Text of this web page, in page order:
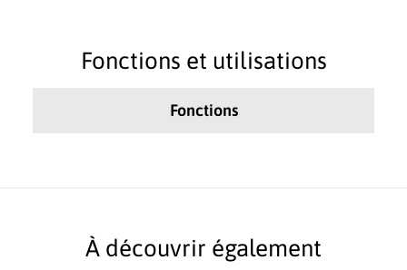
Fonctions et utilisations
Fonctions
À découvrir également